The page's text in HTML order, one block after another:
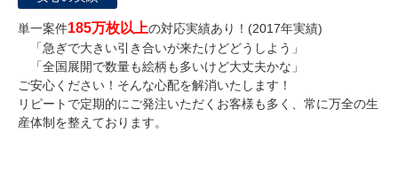
単一案件185万枚以上の対応実績あり！(2017年実績)
「急ぎで大きい引き合いが来たけどどうしよう」
「全国展開で数量も絵柄も多いけど大丈夫かな」
ご安心ください！そんな心配を解消いたします！
リピートで定期的にご発注いただくお客様も多く、常に万全の生
産体制を整えております。